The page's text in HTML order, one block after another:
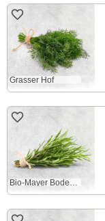
Grasser Hof